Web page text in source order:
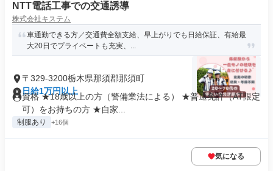
NTT電話工事での交通誘導
株式会社キステム
車通勤できる方／交通費全額支給、早上がりでも日給保証、有給最
大20日でプライベートも充実、...
〒329-3200栃木県那須郡那須町
日給1万円以上
資格 ★18歳以上の方（警備業法による） ★普通免許（AT限定
可）をお持ちの方 ★自家...
制服あり +16個
気になる